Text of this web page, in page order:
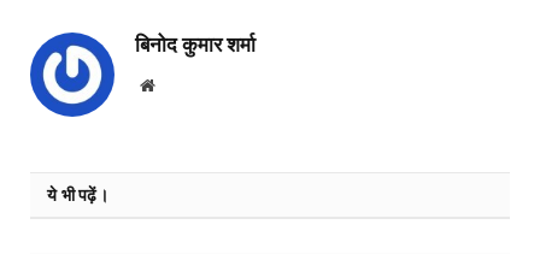
बिनोद कुमार शर्मा
Website
ये भी पढ़ें।